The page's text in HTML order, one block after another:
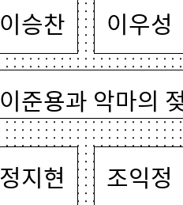
이승찬 이우성
이준용과 악마의
정지현 조익정